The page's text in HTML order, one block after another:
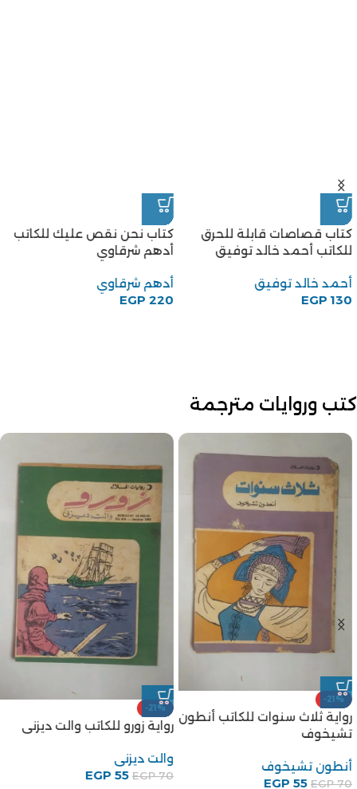
كتاب قصاصات قابلة للحرق
للكاتب أحمد خالد توفيق
أحمد خالد توفيق
EGP 130
كتاب نحن نقص عليك للكاتب
أدهم شرقاوي
أدهم شرقاوي
EGP 220
كتب وروايات مترجمة
-21%
رواية ثلاث سنوات للكاتب أنطون
تشيخوف
أنطون تشيخوف
EGP70
EGP 55
-21%
رواية زورو للكاتب والت ديزنى
والت ديزنى
EGP70
EGP 55